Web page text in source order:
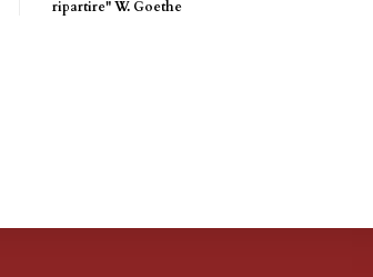
ripartire" W. Goethe